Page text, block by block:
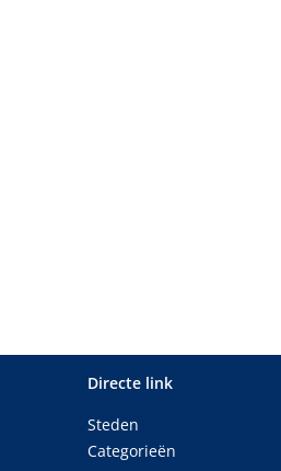
Directe link
Steden
Categorieën